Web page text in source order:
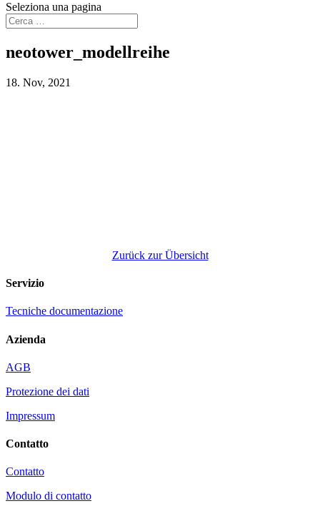
Seleziona una pagina
neotower_modellreihe
18. Nov, 2021
Zurück zur Übersicht
Servizio
Tecniche documentazione
Azienda
AGB
Protezione dei dati
Impressum
Contatto
Contatto
Modulo di contatto